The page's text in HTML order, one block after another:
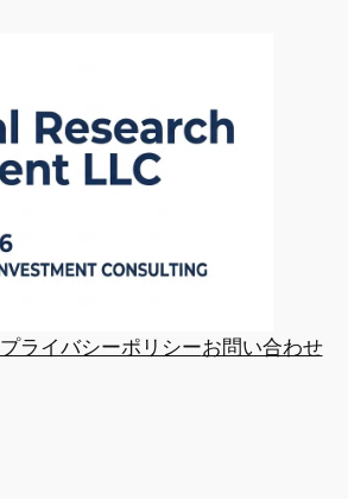
プライバシーポリシーお問い合わせ